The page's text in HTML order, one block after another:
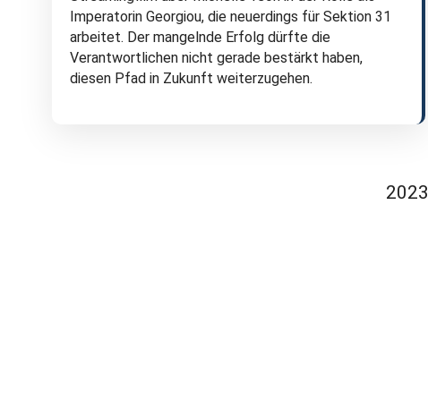
Imperatorin Georgiou, die neuerdings für Sektion 31
arbeitet. Der mangelnde Erfolg dürfte die
Verantwortlichen nicht gerade bestärkt haben,
diesen Pfad in Zukunft weiterzugehen.
2023